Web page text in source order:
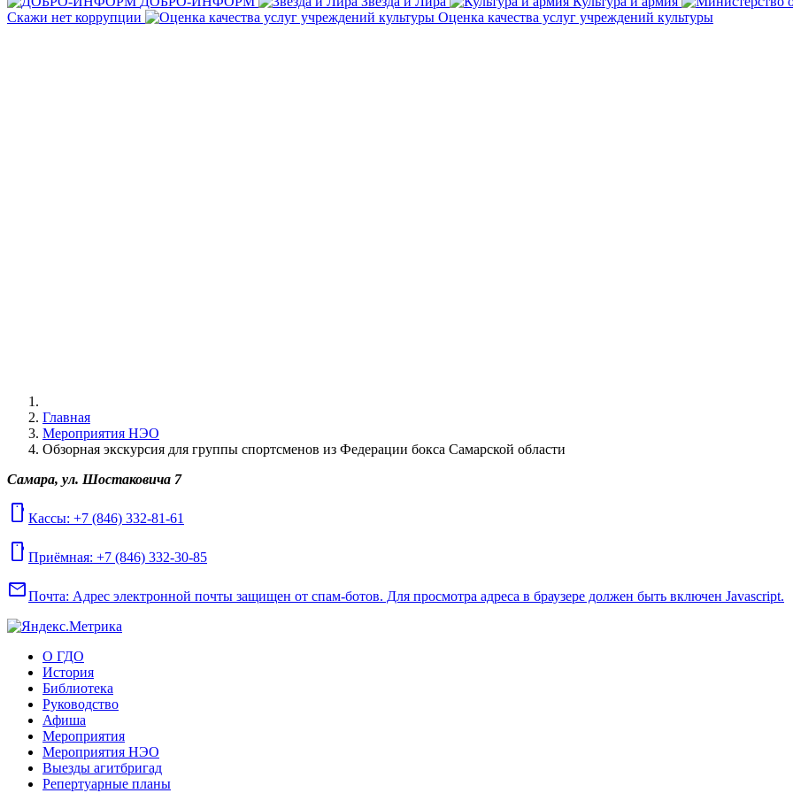
Скажи нет коррупции
Оценка качества услуг учреждений культуры
Главная
Мероприятия НЭО
Обзорная экскурсия для группы спортсменов из Федерации бокса Самарской области
Самара, ул. Шостаковича 7
mobile Кассы: +7 (846) 332-81-61
mobile Приёмная: +7 (846) 332-30-85
mailПочта: Адрес электронной почты защищен от спам-ботов. Для просмотра адреса в браузере должен быть включен Javascript.
О ГДО
История
Библиотека
Руководство
Афиша
Мероприятия
Мероприятия НЭО
Выезды агитбригад
Репертуарные планы